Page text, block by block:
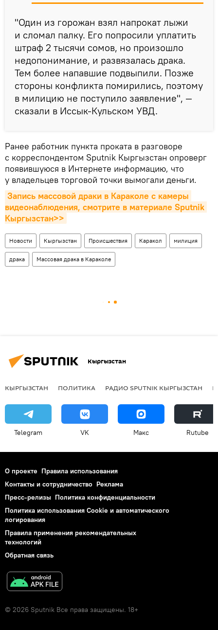
"Один из горожан взял напрокат лыжи
и сломал палку. Его попросили уплатить
штраф 2 тысячи сомов, но произошло
недопонимание, и развязалась драка.
Тем более напавшие подвыпили. Позже
стороны конфликта помирились, поэтому
в милицию не поступило заявление", —
сказали в Иссык-Кульском УВД.
Ранее работник пункта проката в разговоре
с корреспондентом Sputnik Кыргызстан опроверг
появившуюся в Интернете информацию, что
у владельцев торговой точки вымогали деньги.
Запись массовой драки в Караколе с камеры
видеонаблюдения, смотрите в материале Sputnik
Кыргызстан>>
Новости Кыргызстан Происшествия Каракол милиция
драка Массовая драка в Караколе
Кыргызстан
КЫРГЫЗСТАН ПОЛИТИКА РАДИО SPUTNIK КЫРГЫЗСТАН
Telegram VK Макс Rutube
О проекте Правила использования
Контакты и сотрудничество Реклама
Пресс-релизы Политика конфиденциальности
Политика использования Cookie и автоматического
логирования
Правила применения рекомендательных
технологий
Обратная связь
© 2026 Sputnik Все права защищены. 18+